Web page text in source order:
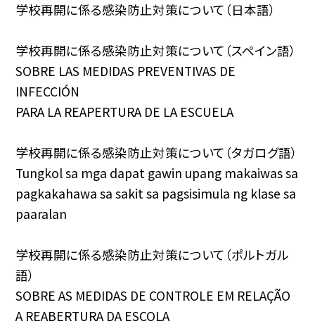
学校再開に係る感染防止対策について（日本語）
学校再開に係る感染防止対策について（スペイン語）
SOBRE LAS MEDIDAS PREVENTIVAS DE
INFECCIÓN
PARA LA REAPERTURA DE LA ESCUELA
学校再開に係る感染防止対策について（タガログ語）
Tungkol sa mga dapat gawin upang makaiwas sa
pagkakahawa sa sakit sa pagsisimula ng klase sa
paaralan
学校再開に係る感染防止対策について（ポルトガル
語）
SOBRE AS MEDIDAS DE CONTROLE EM RELAÇÃO
A REABERTURA DA ESCOLA